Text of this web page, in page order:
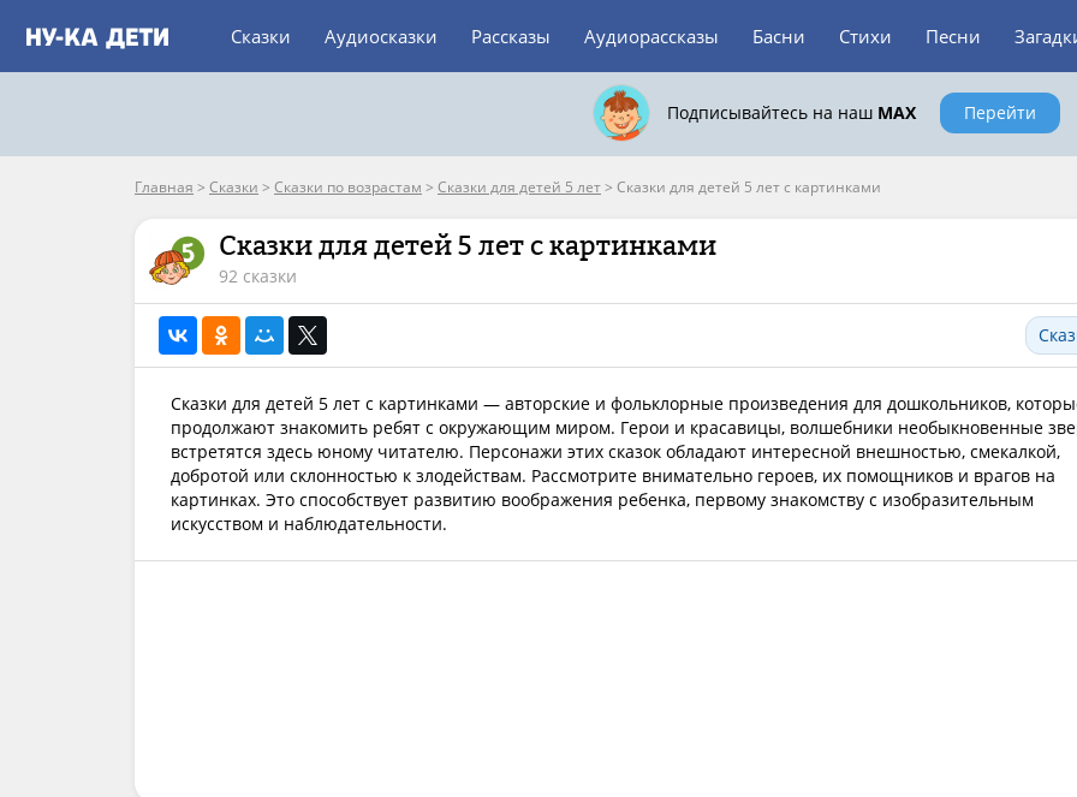
Сказки Аудиосказки Рассказы Аудиорассказы Басни Стихи Песни
Подписывайтесь на наш MAX Перейти
Главная > Сказки > Сказки по возрастам > Сказки для детей 5 лет> Сказки для детей 5 лет с картинками
Сказки для детей 5 лет с картинками
92 сказки
Сказки для детей 5 лет с картинками — авторские и фольклорные произведения для дошкольников,
продолжают знакомить ребят с окружающим миром. Герои и красавицы, волшебники необыкновенные
встретятся здесь юному читателю. Персонажи этих сказок обладают интересной внешностью, смекалкой,
добротой или склонностью к злодействам. Рассмотрите внимательно героев, их помощников и врагов на
картинках. Это способствует развитию воображения ребенка, первому знакомству с изобразительным
искусством и наблюдательности.